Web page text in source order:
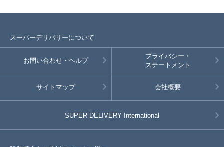
スーパーデリバリーについて
お問い合わせ・ヘルプ
プライバシー・
ステートメント
サイトマップ 会社概要
SUPER DELIVERY International